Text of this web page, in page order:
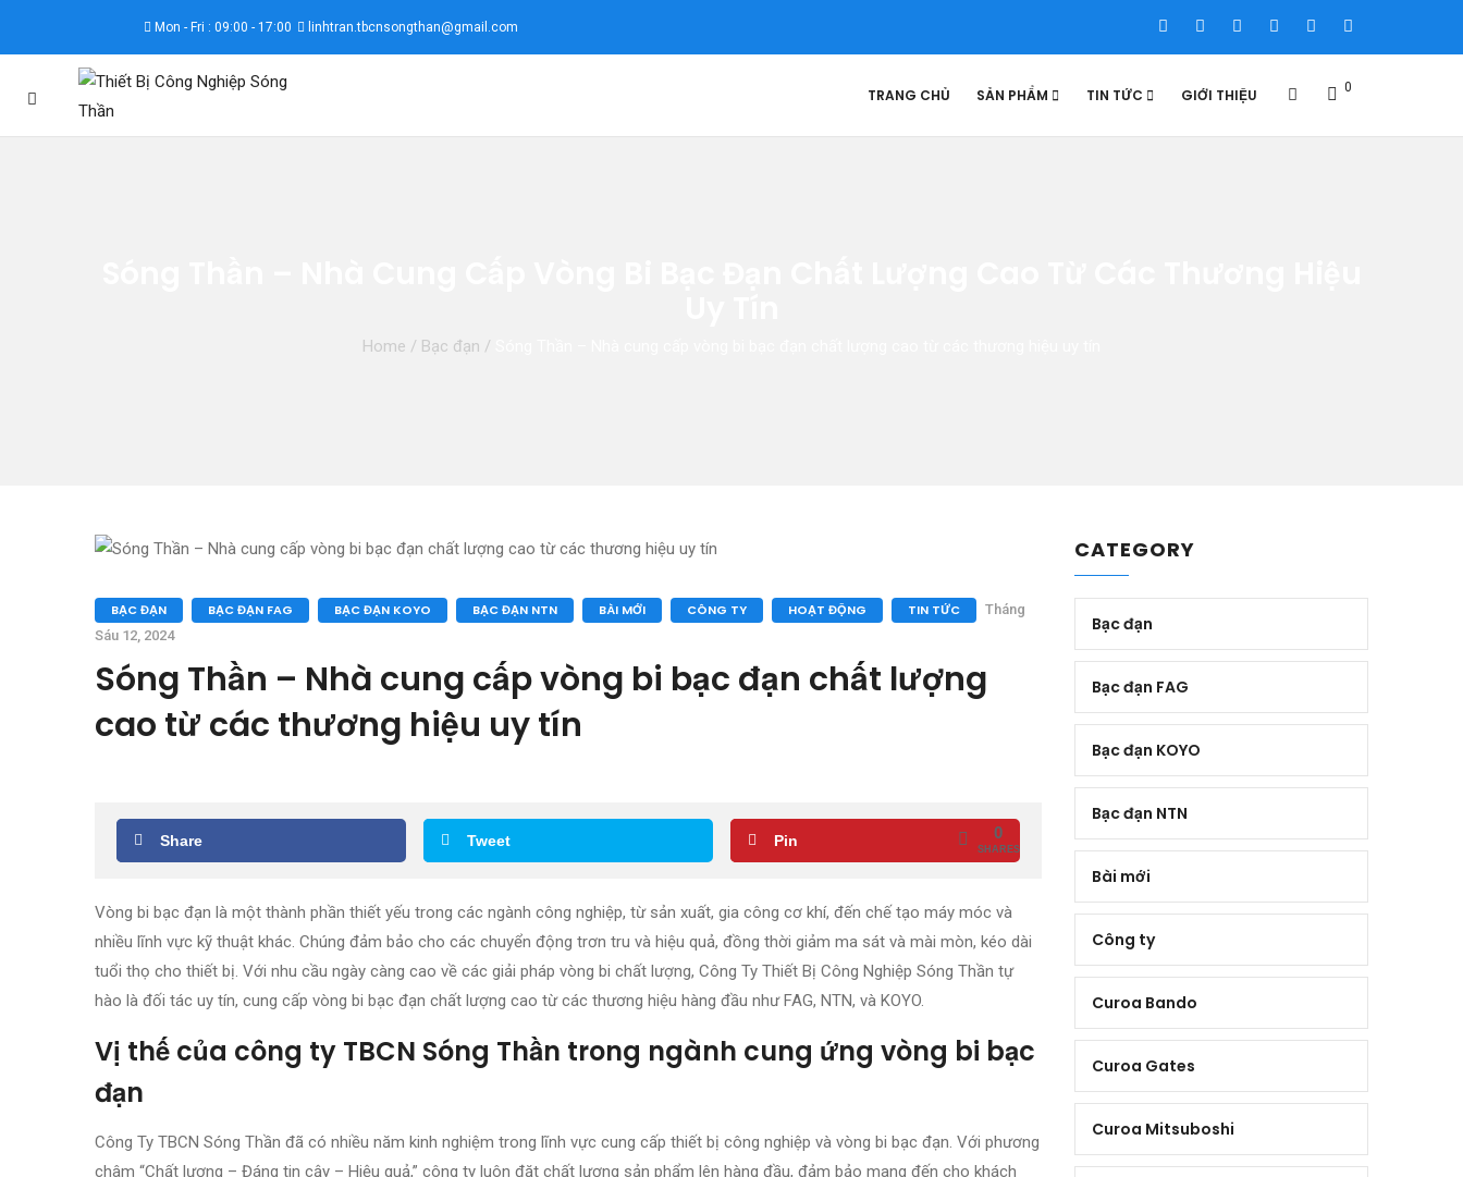
Mon - Fri : 09:00 - 17:00 linhtran.tbcnsongthan@gmail.com
TRANG CHỦ SẢN PHẨM TIN TỨC GIỚI THIỆU 0
Home / Bạc đạn /
BẠC ĐẠN BẠC ĐẠN FAG BẠC ĐẠN KOYO BẠC ĐẠN NTN BÀI MỚI CÔNG TY HOẠT ĐỘNG TIN TỨC
Tháng
Sáu 12, 2024
Sóng Thần – Nhà cung cấp vòng bi bạc đạn chất lượng
cao từ các thương hiệu uy tín
Share Tweet Pin 0
SHARES
Vòng bi bạc đạn là một thành phần thiết yếu trong các ngành công nghiệp, từ sản xuất, gia công cơ khí, đến chế tạo máy móc và
nhiều lĩnh vực kỹ thuật khác. Chúng đảm bảo cho các chuyển động trơn tru và hiệu quả, đồng thời giảm ma sát và mài mòn, kéo dài
tuổi thọ cho thiết bị. Với nhu cầu ngày càng cao về các giải pháp vòng bi chất lượng, Công Ty Thiết Bị Công Nghiệp Sóng Thần tự
hào là đối tác uy tín, cung cấp vòng bi bạc đạn chất lượng cao từ các thương hiệu hàng đầu như FAG, NTN, và KOYO.
Vị thế của công ty TBCN Sóng Thần trong ngành cung ứng vòng bi bạc
đạn
Công Ty TBCN Sóng Thần đã có nhiều năm kinh nghiệm trong lĩnh vực cung cấp thiết bị công nghiệp và vòng bi bạc đạn. Với phương
châm “Chất lượng – Đáng tin cậy – Hiệu quả,” công ty luôn đặt chất lượng sản phẩm lên hàng đầu, đảm bảo mang đến cho khách
CATEGORY
Bạc đạn
Bạc đạn FAG
Bạc đạn KOYO
Bạc đạn NTN
Bài mới
Công ty
Curoa Bando
Curoa Gates
Curoa Mitsuboshi